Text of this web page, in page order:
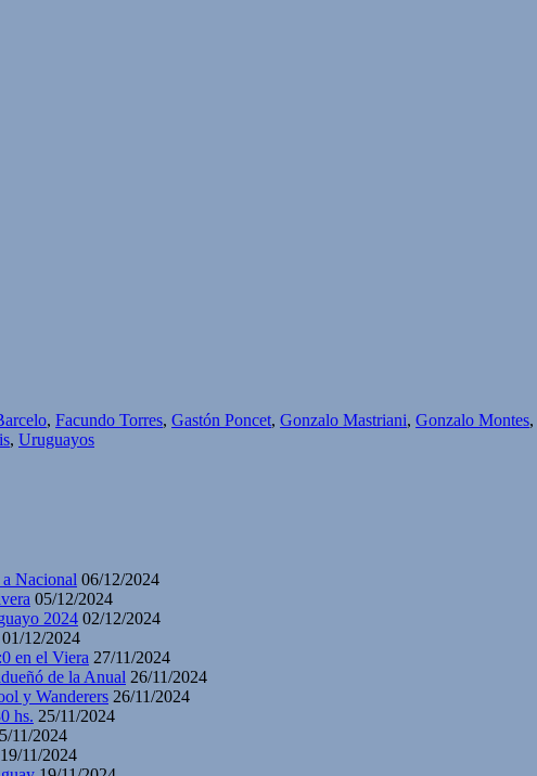
, Facundo Torres, Gastón Poncet, Gonzalo Mastriani, Gonzalo Montes,
, Uruguayos
Nacional 06/12/2024
05/12/2024
2024 02/12/2024
01/12/2024
en el Viera 27/11/2024
de la Anual 26/11/2024
y Wanderers 26/11/2024
hs. 25/11/2024
11/2024
19/11/2024